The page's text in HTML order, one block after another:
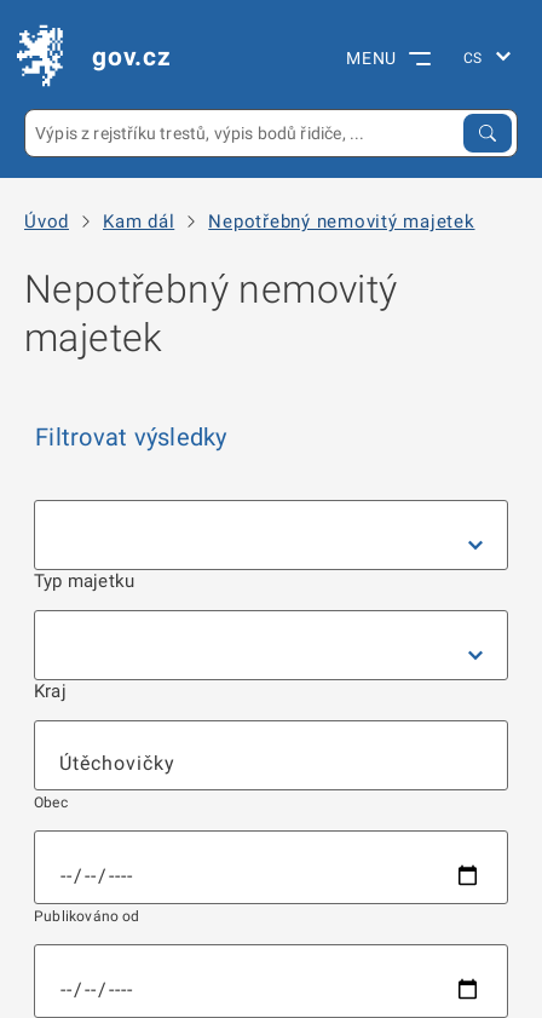
gov.cz MENU
Úvod Kam dál Nepotřebný nemovitý majetek
Nepotřebný nemovitý
majetek
Filtrovat výsledky
Typ majetku
Kraj
Obec
Publikováno od